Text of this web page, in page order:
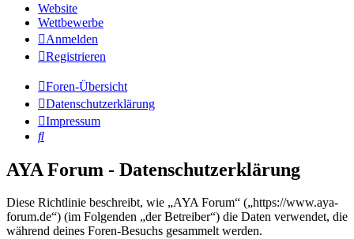
Website
Wettbewerbe
Anmelden
Registrieren
Foren-Übersicht
Datenschutzerklärung
Impressum
Suche
AYA Forum - Datenschutzerklärung
Diese Richtlinie beschreibt, wie „AYA Forum“ („https://www.aya-
forum.de“) (im Folgenden „der Betreiber“) die Daten verwendet, die
während deines Foren-Besuchs gesammelt werden.